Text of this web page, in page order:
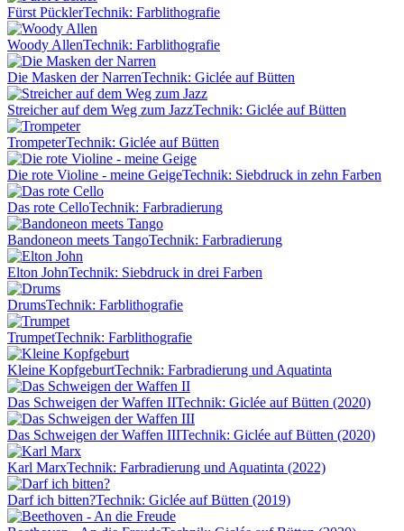
Fürst PücklerTechnik: Farblithografie
Woody AllenTechnik: Farblithografie
Die Masken der NarrenTechnik: Giclée auf Bütten
Streicher auf dem Weg zum JazzTechnik: Giclée auf Bütten
TrompeterTechnik: Giclée auf Bütten
Die rote Violine - meine GeigeTechnik: Siebdruck in zehn Farben
Das rote CelloTechnik: Farbradierung
Bandoneon meets TangoTechnik: Farbradierung
Elton JohnTechnik: Siebdruck in drei Farben
DrumsTechnik: Farblithografie
TrumpetTechnik: Farblithografie
Kleine KopfgeburtTechnik: Farbradierung und Aquatinta
Das Schweigen der Waffen IITechnik: Giclée auf Bütten (2020)
Das Schweigen der Waffen IIITechnik: Giclée auf Bütten (2020)
Karl MarxTechnik: Farbradierung und Aquatinta (2022)
Darf ich bitten?Technik: Giclée auf Bütten (2019)